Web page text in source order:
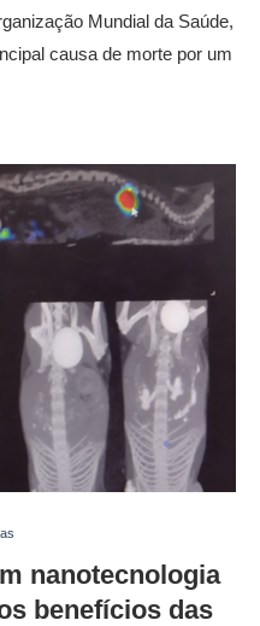
Mundial da Saúde,
causa de morte por um
nanotecnologia
benefícios das